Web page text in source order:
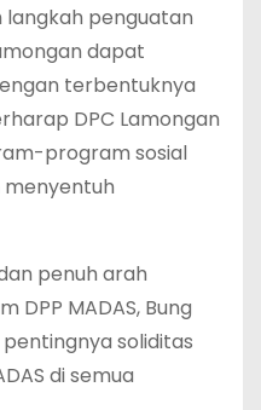
langkah penguatan
dapat
terbentuknya
DPC Lamongan
program sosial
penuh arah
DPP MADAS, Bung
soliditas
di semua